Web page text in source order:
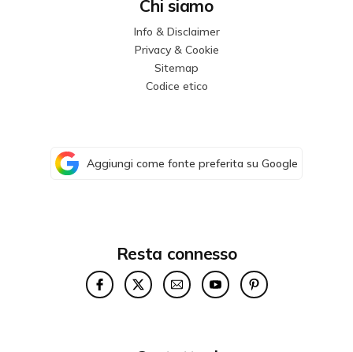
Chi siamo
Info & Disclaimer
Privacy & Cookie
Sitemap
Codice etico
Aggiungi come fonte preferita su Google
Resta connesso